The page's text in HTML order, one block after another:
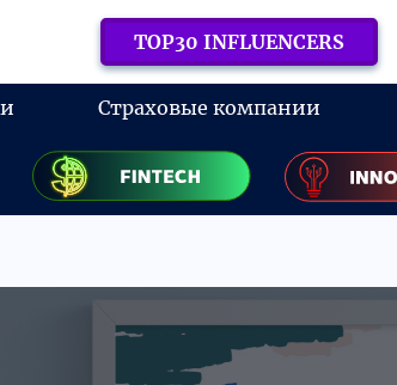
TOP30 INFLUENCERS
Страховые компании